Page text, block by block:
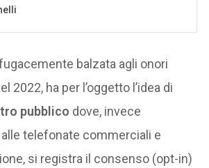
balzata agli onori
2022, ha per l’oggetto l’idea di
pubblico dove, invece
alle telefonate commerciali e
si registra il consenso (opt-in)